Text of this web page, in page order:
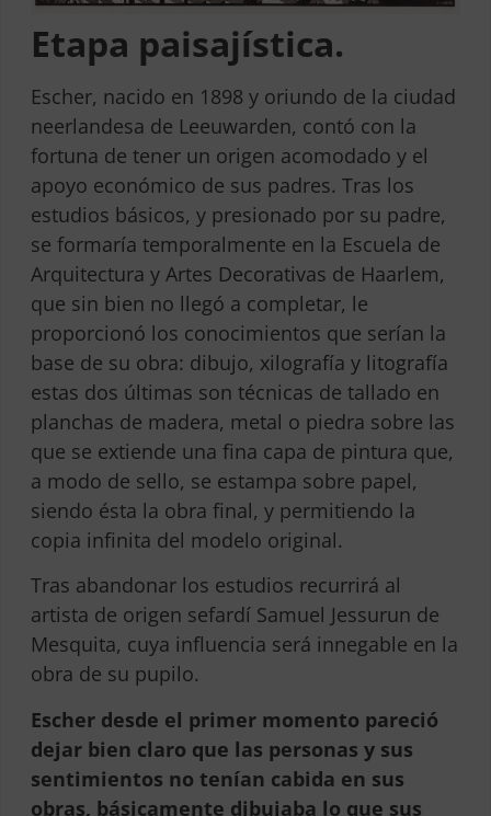
Etapa paisajística.
Escher, nacido en 1898 y oriundo de la ciudad
neerlandesa de Leeuwarden, contó con la
fortuna de tener un origen acomodado y el
apoyo económico de sus padres. Tras los
estudios básicos, y presionado por su padre,
se formaría temporalmente en la Escuela de
Arquitectura y Artes Decorativas de Haarlem,
que sin bien no llegó a completar, le
proporcionó los conocimientos que serían la
base de su obra: dibujo, xilografía y litografía
estas dos últimas son técnicas de tallado en
planchas de madera, metal o piedra sobre las
que se extiende una fina capa de pintura que,
a modo de sello, se estampa sobre papel,
siendo ésta la obra final, y permitiendo la
copia infinita del modelo original.
Tras abandonar los estudios recurrirá al
artista de origen sefardí Samuel Jessurun de
Mesquita, cuya influencia será innegable en la
obra de su pupilo.
Escher desde el primer momento pareció
dejar bien claro que las personas y sus
sentimientos no tenían cabida en sus
obras, básicamente dibujaba lo que sus